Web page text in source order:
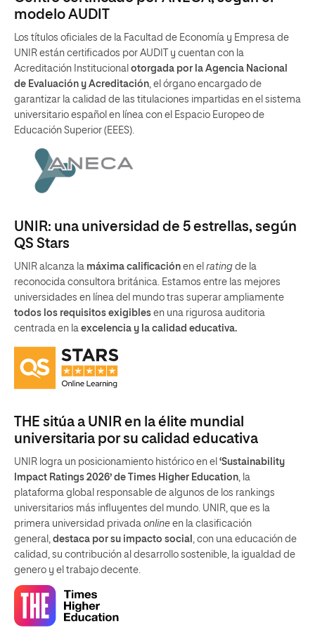
modelo AUDIT
Los títulos oficiales de la Facultad de Economía y Empresa de
UNIR están certificados por AUDIT y cuentan con la
Acreditación Institucional otorgada por la Agencia Nacional
de Evaluación y Acreditación, el órgano encargado de
garantizar la calidad de las titulaciones impartidas en el sistema
universitario español en línea con el Espacio Europeo de
Educación Superior (EEES).
UNIR: una universidad de 5 estrellas, según
QS Stars
UNIR alcanza la máxima calificación en el rating de la
reconocida consultora británica. Estamos entre las mejores
universidades en línea del mundo tras superar ampliamente
todos los requisitos exigibles en una rigurosa auditoria
centrada en la excelencia y la calidad educativa.
THE sitúa a UNIR en la élite mundial
universitaria por su calidad educativa
UNIR logra un posicionamiento histórico en el ‘Sustainability
Impact Ratings 2026’ de Times Higher Education , la
plataforma global responsable de algunos de los rankings
universitarios más influyentes del mundo. UNIR, que es la
primera universidad privada online en la clasificación
general, destaca por su impacto social
, con una educación de
calidad, su contribución al desarrollo sostenible, la igualdad de
genero y el trabajo decente.